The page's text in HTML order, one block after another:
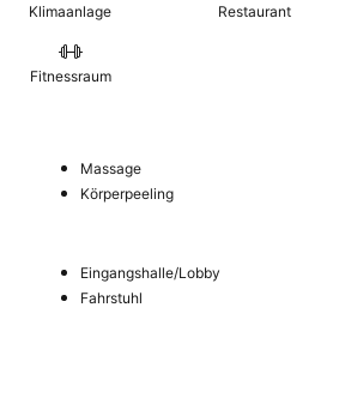
Klimaanlage Restaurant
Fitnessraum
Massage
Körperpeeling
Eingangshalle/Lobby
Fahrstuhl